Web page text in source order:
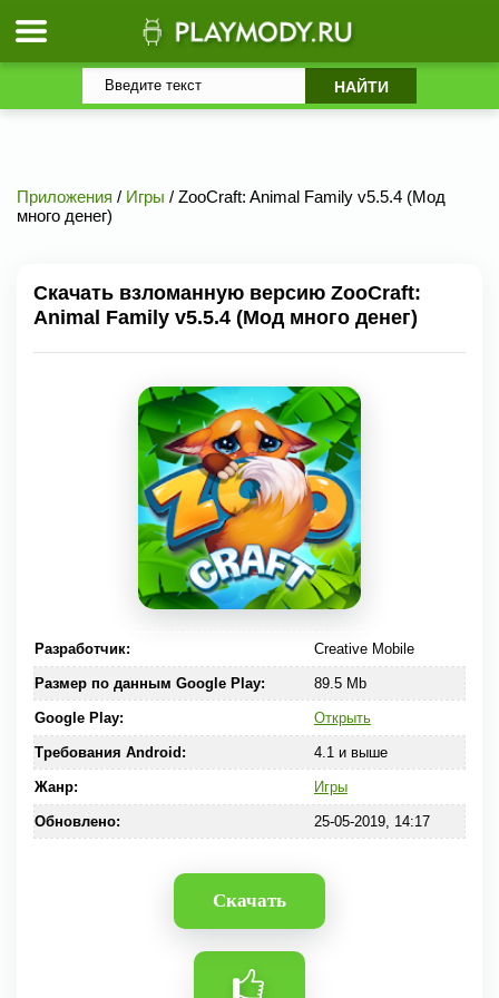
Приложения / Игры / ZooCraft: Animal Family v5.5.4 (Мод
много денег)
Скачать взломанную версию ZooCraft:
Animal Family v5.5.4 (Мод много денег)
Разработчик: Creative Mobile
Размер по данным Google Play: 89.5 Mb
Google Play: Открыть
Требования Android: 4.1 и выше
Жанр: Игры
Обновлено: 25-05-2019, 14:17
Скачать